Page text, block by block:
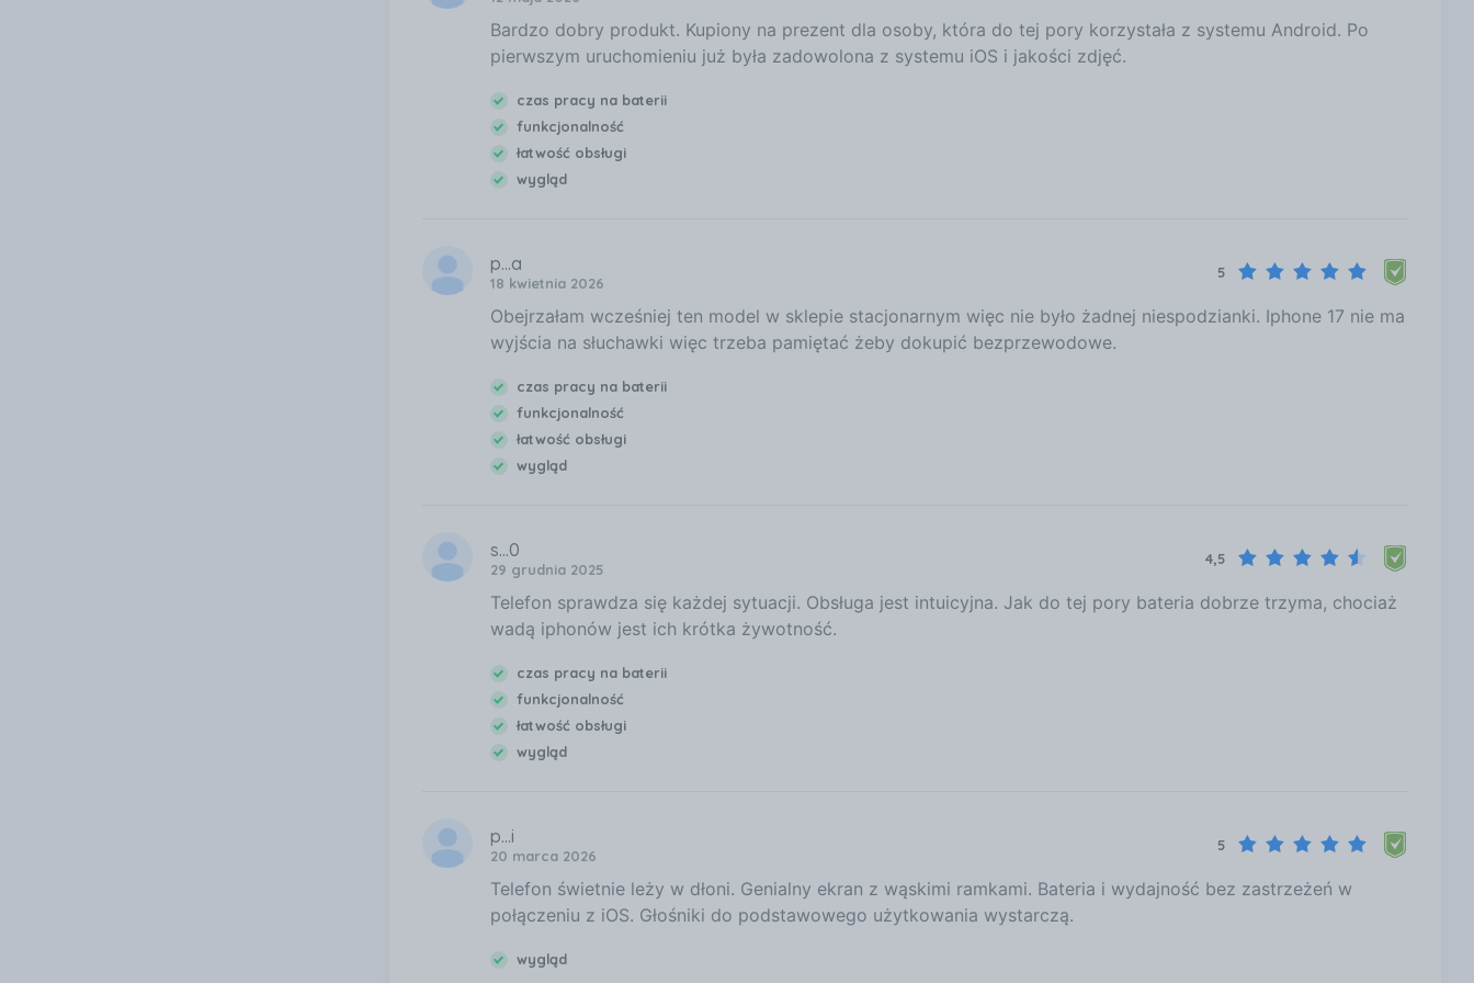
Bardzo dobry produkt. Kupiony na prezent dla osoby, która do tej pory korzystała z systemu Android. Po
pierwszym uruchomieniu już była zadowolona z systemu iOS i jakości zdjęć.
czas pracy na baterii
funkcjonalność
łatwość obsługi
wygląd
p...a
18 kwietnia 2026
5
Obejrzałam wcześniej ten model w sklepie stacjonarnym więc nie było żadnej niespodzianki. Iphone 17 nie ma
wyjścia na słuchawki więc trzeba pamiętać żeby dokupić bezprzewodowe.
czas pracy na baterii
funkcjonalność
łatwość obsługi
wygląd
s...0
29 grudnia 2025
4,5
Telefon sprawdza się każdej sytuacji. Obsługa jest intuicyjna. Jak do tej pory bateria dobrze trzyma, chociaż
wadą iphonów jest ich krótka żywotność.
czas pracy na baterii
funkcjonalność
łatwość obsługi
wygląd
p...i
20 marca 2026
5
Telefon świetnie leży w dłoni. Genialny ekran z wąskimi ramkami. Bateria i wydajność bez zastrzeżeń w
połączeniu z iOS. Głośniki do podstawowego użytkowania wystarczą.
wygląd